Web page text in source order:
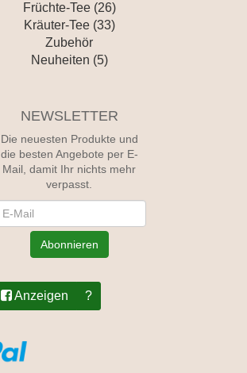
Früchte-Tee (26)
Kräuter-Tee (33)
Zubehör
Neuheiten (5)
NEWSLETTER
Die neuesten Produkte und
die besten Angebote per E-
Mail, damit Ihr nichts mehr
verpasst.
Abonnieren
Anzeigen ?